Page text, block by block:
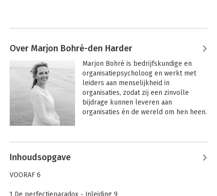
Over Marjon Bohré-den Harder
Marjon Bohré is bedrijfskundige en
organisatiepsycholoog en werkt met
leiders aan menselijkheid in
organisaties, zodat zij een zinvolle
bijdrage kunnen leveren aan
organisaties én de wereld om hen heen.
Eerder schreef ze het boek De
Andere boeken door Marjon Bohré-
den Harder
Inhoudsopgave
VOORAF 6
1 De perfectieparadox - Inleiding 9